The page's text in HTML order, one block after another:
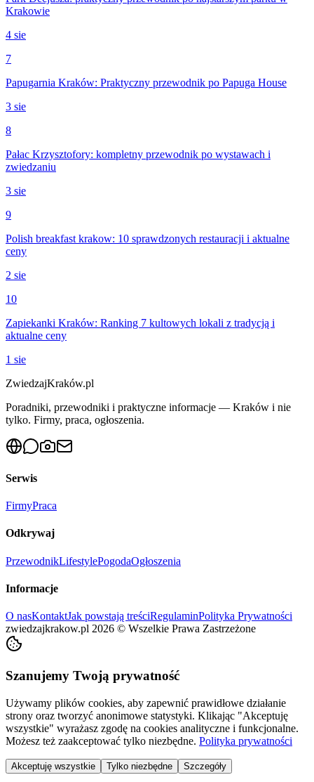
Krakowie
4 sie
7
Papugarnia Kraków: Praktyczny przewodnik po Papuga House
3 sie
8
Pałac Krzysztofory: kompletny przewodnik po wystawach i
zwiedzaniu
3 sie
9
Polish breakfast krakow: 10 sprawdzonych restauracji i aktualne
ceny
2 sie
10
Zapiekanki Kraków: Ranking 7 kultowych lokali z tradycją i
aktualne ceny
1 sie
ZwiedzajKraków.pl
Poradniki, przewodniki i praktyczne informacje — Kraków i nie
tylko. Firmy, praca, ogłoszenia.
Serwis
FirmyPraca
Odkrywaj
PrzewodnikLifestylePogodaOgłoszenia
Informacje
O nasKontaktJak powstają treściRegulaminPolityka Prywatności
zwiedzajkrakow.pl 2026 © Wszelkie Prawa Zastrzeżone
Szanujemy Twoją prywatność
Używamy plików cookies, aby zapewnić prawidłowe działanie
strony oraz tworzyć anonimowe statystyki. Klikając "Akceptuję
wszystkie" wyrażasz zgodę na cookies analityczne i funkcjonalne.
Możesz też zaakceptować tylko niezbędne. Polityka prywatności
Akceptuję wszystkie Tylko niezbędne Szczegóły